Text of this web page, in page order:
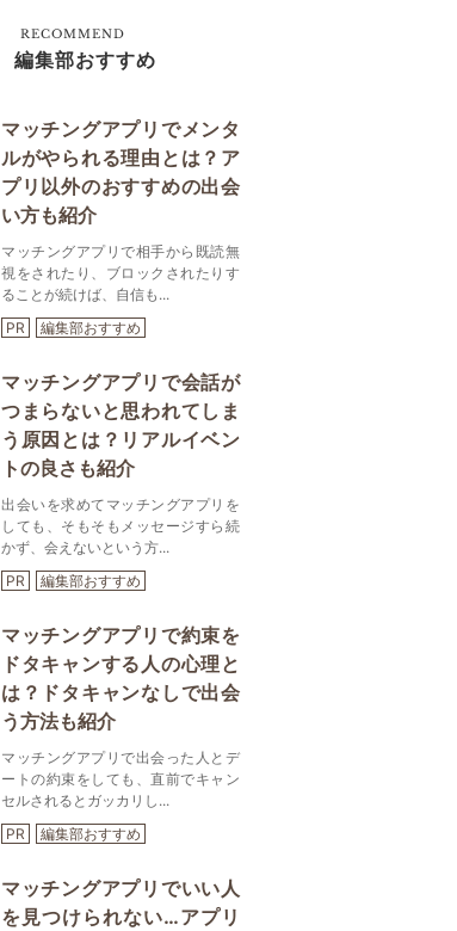
RECOMMEND
編集部おすすめ
マッチングアプリでメンタ
ルがやられる理由とは？ア
プリ以外のおすすめの出会
い方も紹介
マッチングアプリで相手から既読無
視をされたり、ブロックされたりす
ることが続けば、自信も...
PR
編集部おすすめ
マッチングアプリで会話が
つまらないと思われてしま
う原因とは？リアルイベン
トの良さも紹介
出会いを求めてマッチングアプリを
しても、そもそもメッセージすら続
かず、会えないという方...
PR
編集部おすすめ
マッチングアプリで約束を
ドタキャンする人の心理と
は？ドタキャンなしで出会
う方法も紹介
マッチングアプリで出会った人とデ
ートの約束をしても、直前でキャン
セルされるとガッカリし...
PR
編集部おすすめ
マッチングアプリでいい人
を見つけられない…アプリ